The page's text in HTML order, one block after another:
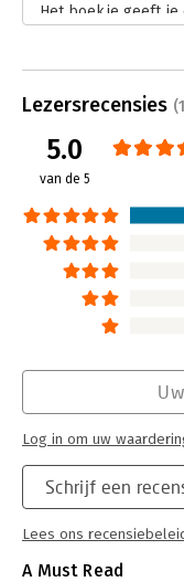
Het boekje geeft je
Lezersrecensies
5.0
van de 5
Schrijf een
Lees ons
Log in om uw
A Must Read